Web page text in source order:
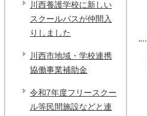
川西養護学校に新しい
スクールバスが仲間入
りしました
川西市地域・学校連携
協働事業補助金
令和7年度フリースクー
ル等民間施設などと連